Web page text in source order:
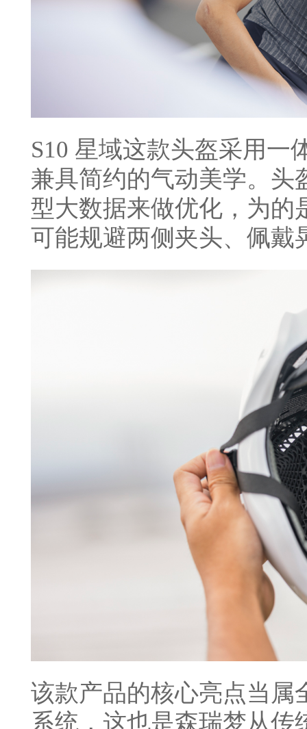
S10 星域这款头盔采用一
兼具简约的气动美学。头
型大数据来做优化，为的
可能规避两侧夹头、佩戴
该款产品的核心亮点当属
系统，这也是森瑞梦从